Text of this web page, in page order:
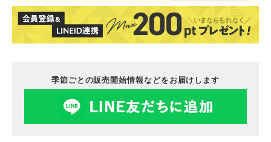
季節ごとの販売開始情報などをお届けします